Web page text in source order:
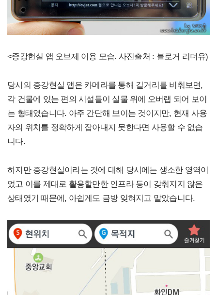
<증강현실 앱 오브제 이용 모습. 사진출처 : 블로거 리더유)
당시의 증강현실 앱은 카메라를 통해 길거리를 비춰보면,
각 건물에 있는 편의 시설들이 실물 위에 오버랩 되어 보이
는 형태였습니다. 아주 간단해 보이는 것이지만, 현재 사용
자의 위치를 정확하게 잡아내지 못한다면 사용할 수 없습
니다.
하지만 증강현실이라는 것에 대해 당시에는 생소한 영역이
었고 이를 제대로 활용할만한 인프라 등이 갖춰지지 않은
상태였기 때문에, 아쉽게도 금방 잊혀지고 말았습니다.